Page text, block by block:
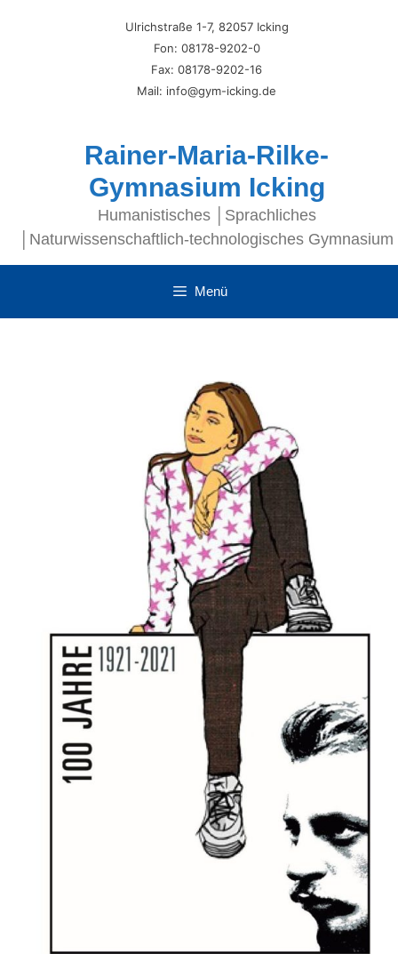
Ulrichstraße 1-7, 82057 Icking
Fon: 08178-9202-0
Fax: 08178-9202-16
Mail: info@gym-icking.de
Rainer-Maria-Rilke-
Gymnasium Icking
Humanistisches │Sprachliches
│Naturwissenschaftlich-technologisches Gymnasium
Menü